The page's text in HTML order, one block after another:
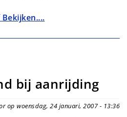
bij aanrijding
op woensdag, 24 januari, 2007 - 13:36